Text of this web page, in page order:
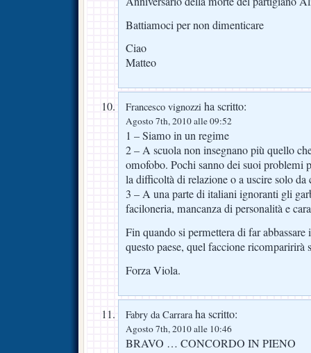
Battiamoci per non dimenticare
Ciao
Matteo
Francesco vignozzi ha scritto:
Agosto 7th, 2010 alle 09:52
1 – Siamo in un regime
2 – A scuola non insegnano più quello
omofobo. Pochi sanno dei suoi problemi
la difficoltà di relazione o a uscire solo da
3 – A una parte di italiani ignoranti gli
faciloneria, mancanza di personalità e
Fin quando si permettera di far
questo paese, quel faccione ricomparirirà
Forza Viola.
Fabry da Carraraha scritto:
Agosto 7th, 2010 alle 10:46
BRAVO … CONCORDO IN PIENO